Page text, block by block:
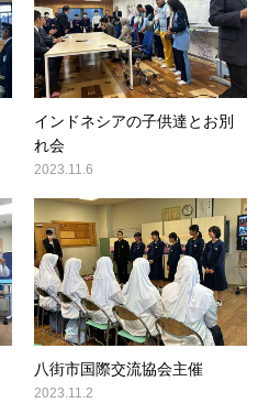
インドネシアの子供達とお別
れ会
2023.11.6
八街市国際交流協会主催
2023.11.2